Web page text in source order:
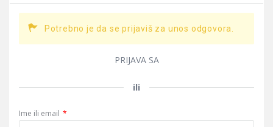
Potrebno je da se prijaviš za unos odgovora.
PRIJAVA SA
ili
Ime ili email *